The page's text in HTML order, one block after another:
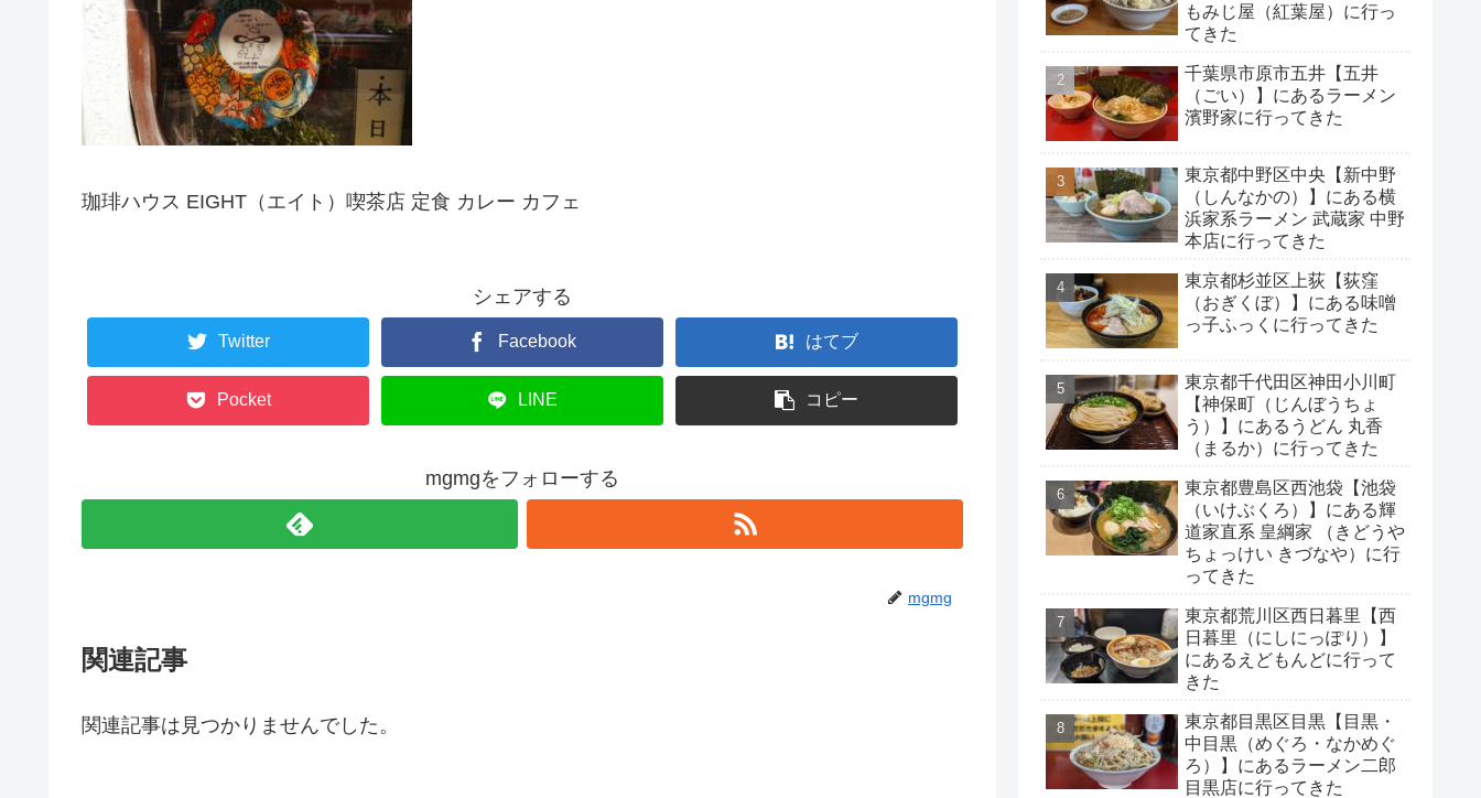
珈琲ハウス EIGHT（エイト）喫茶店 定食 カレー カフェ
シェアする
Twitter Facebook はてブ
Pocket LINE コピー
mgmgをフォローする
mgmg
関連記事
関連記事は見つかりませんでした。
もみじ屋（紅葉屋）に行っ
てきた
千葉県市原市五井【五井
（ごい）】にあるラーメン
濱野家に行ってきた
東京都中野区中央【新中野
（しんなかの）】にある横
浜家系ラーメン 武蔵家 中野
本店に行ってきた
東京都杉並区上荻【荻窪
（おぎくぼ）】にある味噌
っ子ふっくに行ってきた
東京都千代田区神田小川町
【神保町（じんぼうちょ
う）】にあるうどん 丸香
（まるか）に行ってきた
東京都豊島区西池袋【池袋
（いけぶくろ）】にある輝
道家直系 皇綱家 （きどうや
ちょっけい きづなや）に行
ってきた
東京都荒川区西日暮里【西
日暮里（にしにっぽり）】
にあるえどもんどに行って
きた
東京都目黒区目黒【目黒・
中目黒（めぐろ・なかめぐ
ろ）】にあるラーメン二郎
目黒店に行ってきた